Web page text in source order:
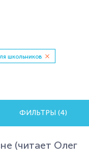
школьников
ФИЛЬТРЫ (4)
(читает Олег